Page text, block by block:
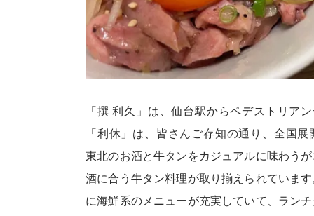
「撰 利久」は、仙台駅からペデストリア
「利休」は、皆さんご存知の通り、全国
東北のお酒と牛タンをカジュアルに味わう
酒に合う牛タン料理が取り揃えられていま
に海鮮系のメニューが充実していて、ラン